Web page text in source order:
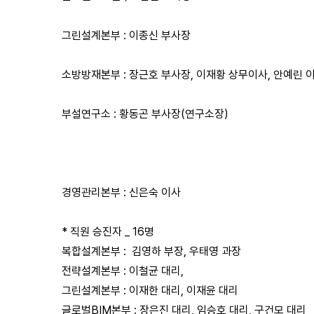
그린설계본부 : 이종신 부사장
소방방재본부 : 장근호 부사장, 이재황 상무이사, 안예린
부설연구소 : 황동곤 부사장(연구소장)
경영관리본부 : 신은숙 이사
* 직원 승진자 _ 16명
복합설계본부 : 김영하 부장, 우태영 과장
전략설계본부 : 이철균 대리,
그린설계본부 : 이재한 대리, 이재윤 대리
글로벌BIM본부 : 장은진 대리, 임승호 대리, 구건모 대리